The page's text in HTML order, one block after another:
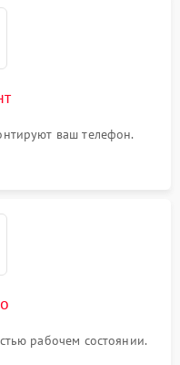
ваш телефон.
рабочем состоянии.